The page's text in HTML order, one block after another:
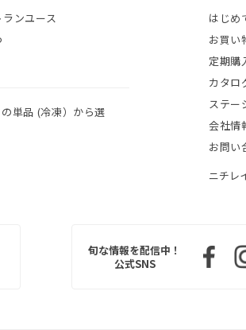
ランユース
の単品 (冷凍）から選
はじめ
お買い
定期購
カタロ
ステー
会社情
お問い
ニチレ
旬な情報を配信中！
公式SNS